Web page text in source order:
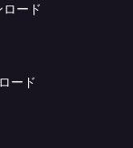
ード
ード